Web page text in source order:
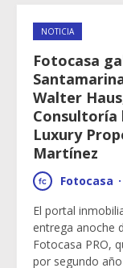
NOTICIA
Fotocasa
Walter
Consultoría
Luxury
Martínez
Fotocasa ·
El portal
entrega anoche
Fotocasa PRO,
por segundo